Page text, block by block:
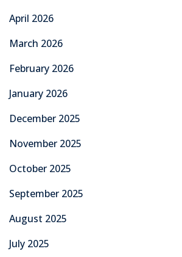
April 2026
March 2026
February 2026
January 2026
December 2025
November 2025
October 2025
September 2025
August 2025
July 2025